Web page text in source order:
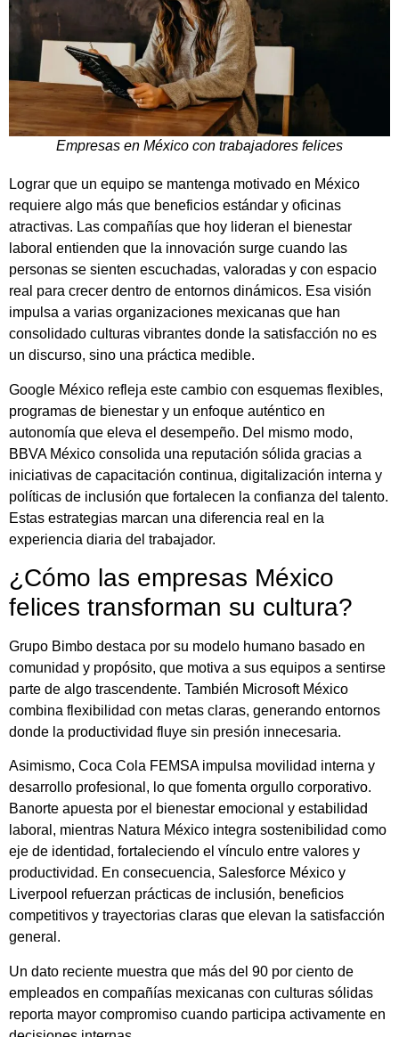
Empresas en México con trabajadores felices
Lograr que un equipo se mantenga motivado en México
requiere algo más que beneficios estándar y oficinas
atractivas. Las compañías que hoy lideran el bienestar
laboral entienden que la innovación surge cuando las
personas se sienten escuchadas, valoradas y con espacio
real para crecer dentro de entornos dinámicos. Esa visión
impulsa a varias organizaciones mexicanas que han
consolidado culturas vibrantes donde la satisfacción no es
un discurso, sino una práctica medible.
Google México refleja este cambio con esquemas flexibles,
programas de bienestar y un enfoque auténtico en
autonomía que eleva el desempeño. Del mismo modo,
BBVA México consolida una reputación sólida gracias a
iniciativas de capacitación continua, digitalización interna y
políticas de inclusión que fortalecen la confianza del talento.
Estas estrategias marcan una diferencia real en la
experiencia diaria del trabajador.
¿Cómo las empresas México
felices transforman su cultura?
Grupo Bimbo destaca por su modelo humano basado en
comunidad y propósito, que motiva a sus equipos a sentirse
parte de algo trascendente. También Microsoft México
combina flexibilidad con metas claras, generando entornos
donde la productividad fluye sin presión innecesaria.
Asimismo, Coca Cola FEMSA impulsa movilidad interna y
desarrollo profesional, lo que fomenta orgullo corporativo.
Banorte apuesta por el bienestar emocional y estabilidad
laboral, mientras Natura México integra sostenibilidad como
eje de identidad, fortaleciendo el vínculo entre valores y
productividad. En consecuencia, Salesforce México y
Liverpool refuerzan prácticas de inclusión, beneficios
competitivos y trayectorias claras que elevan la satisfacción
general.
Un dato reciente muestra que más del 90 por ciento de
empleados en compañías mexicanas con culturas sólidas
reporta mayor compromiso cuando participa activamente en